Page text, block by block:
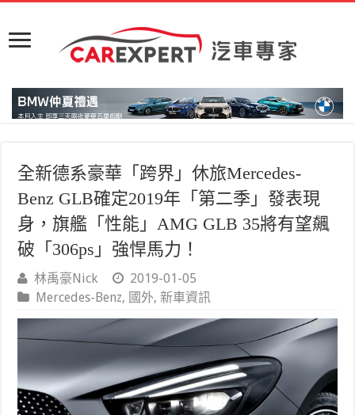
全新德系豪華「跨界」休旅Mercedes-
Benz GLB確定2019年「第二季」發表現
身，旗艦「性能」AMG GLB 35將有望飆
破「306ps」強悍馬力！
林禹豪Nick
2019-01-05
Mercedes-Benz, 國外,新車資訊